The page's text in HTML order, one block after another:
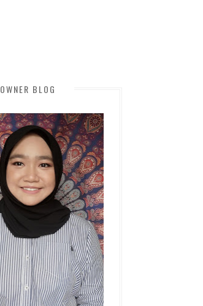
OWNER BLOG